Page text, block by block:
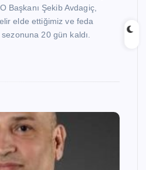
Başkanı Şekib Avdagiç,
elde ettiğimiz ve feda
20 gün kaldı.